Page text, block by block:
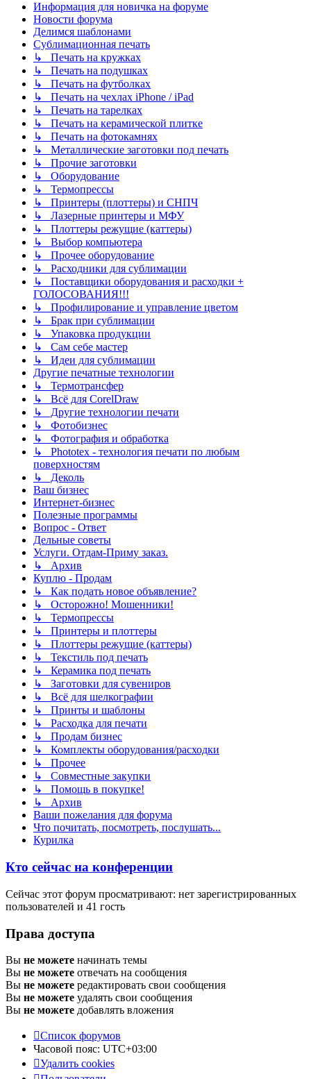
Информация для новичка на форуме
Новости форума
Делимся шаблонами
Сублимационная печать
↳ Печать на кружках
↳ Печать на подушках
↳ Печать на футболках
↳ Печать на чехлах iPhone / iPad
↳ Печать на тарелках
↳ Печать на керамической плитке
↳ Печать на фотокамнях
↳ Металлические заготовки под печать
↳ Прочие заготовки
↳ Оборудование
↳ Термопрессы
↳ Принтеры (плоттеры) и СНПЧ
↳ Лазерные принтеры и МФУ
↳ Плоттеры режущие (каттеры)
↳ Выбор компьютера
↳ Прочее оборудование
↳ Расходники для сублимации
↳ Поставщики оборудования и расходки +
ГОЛОСОВАНИЯ!!!
↳ Профилирование и управление цветом
↳ Брак при сублимации
↳ Упаковка продукции
↳ Сам себе мастер
↳ Идеи для сублимации
Другие печатные технологии
↳ Термотрансфер
↳ Всё для CorelDraw
↳ Другие технологии печати
↳ Фотобизнес
↳ Фотография и обработка
↳ Phototex - технология печати по любым
поверхностям
↳ Деколь
Ваш бизнес
Интернет-бизнес
Полезные программы
Вопрос - Ответ
Дельные советы
Услуги. Отдам-Приму заказ.
↳ Архив
Куплю - Продам
↳ Как подать новое объявление?
↳ Осторожно! Мошенники!
↳ Термопрессы
↳ Принтеры и плоттеры
↳ Плоттеры режущие (каттеры)
↳ Текстиль под печать
↳ Керамика под печать
↳ Заготовки для сувениров
↳ Всё для шелкографии
↳ Принты и шаблоны
↳ Расходка для печати
↳ Продам бизнес
↳ Комплекты оборудования/расходки
↳ Прочее
↳ Совместные закупки
↳ Помощь в покупке!
↳ Архив
Ваши пожелания для форума
Что почитать, посмотреть, послушать...
Курилка
Кто сейчас на конференции
Сейчас этот форум просматривают: нет зарегистрированных
пользователей и 41 гость
Права доступа
Вы не можете начинать темы
Вы не можете отвечать на сообщения
Вы не можете редактировать свои сообщения
Вы не можете удалять свои сообщения
Вы не можете добавлять вложения
Список форумов
Часовой пояс: UTC+03:00
Удалить cookies